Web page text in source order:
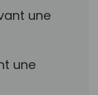
une
une